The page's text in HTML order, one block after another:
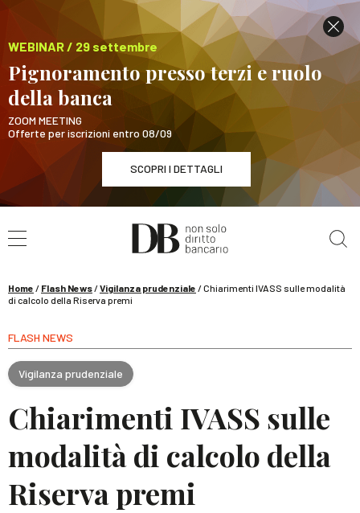
WEBINAR / 29 settembre
Pignoramento presso terzi e ruolo
della banca
ZOOM MEETING
Offerte per iscrizioni entro 08/09
SCOPRI I DETTAGLI
WEBINAR / 29 settembre
Pignoramento presso terzi e ruolo della banca
Home / Flash News/Vigilanza prudenziale /Chiarimenti IVASS sulle modalità
di calcolo della Riserva premi
FLASH NEWS
Vigilanza prudenziale
Chiarimenti IVASS sulle
modalità di calcolo della
Riserva premi